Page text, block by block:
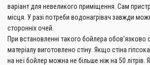
варіант для невеликого приміщення. Сам
місця. У разі потреби водонагрівач завжди
сторонніх очей.
При встановленні такого бойлера обов'язково
матеріалу виготовлено стіну. Якщо стіна
на неї бойлер можна не більше ніж на 50 літрів.